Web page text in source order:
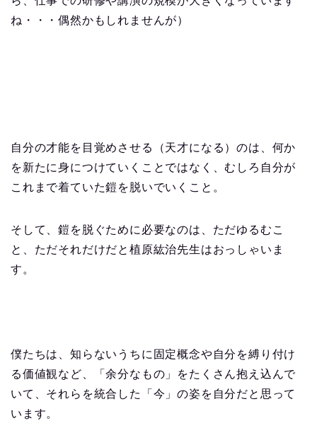
ね・・・偶然かもしれませんが）
自分の才能を目覚めさせる（天才になる）のは、何か
を新たに身につけていくことではなく、むしろ自分が
これまで着ていた鎧を脱いでいくこと。
そして、鎧を脱ぐために必要なのは、ただゆるむこ
と、ただそれだけだと植原紘治先生はおっしゃいま
す。
僕たちは、知らないうちに固定概念や自分を縛り付け
る価値観など、「余分なもの」をたくさん抱え込んで
いて、それらを統合した「今」の姿を自分だと思って
います。